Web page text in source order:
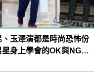
玉澤演都是時尚恐怖份
身上學會的OK與NG穿